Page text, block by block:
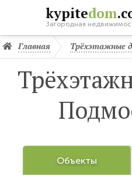
kypitedom
Загородная
Главная Трёхэтажные
Объекты